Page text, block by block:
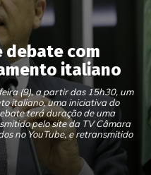
debate com
italiano
(9), a partir das 15h30, um
italiano, uma iniciativa do
terá duração de uma
pelo site da TV Câmara
no YouTube, e retransmitido